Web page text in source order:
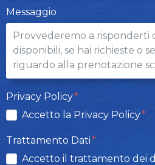
Messaggio
Privacy Policy
Accetto la Privacy Policy
Trattamento Dati
Accetto il trattamento dei